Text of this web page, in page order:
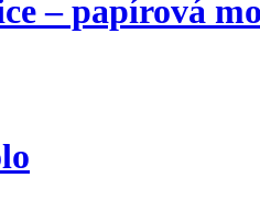
– papírová